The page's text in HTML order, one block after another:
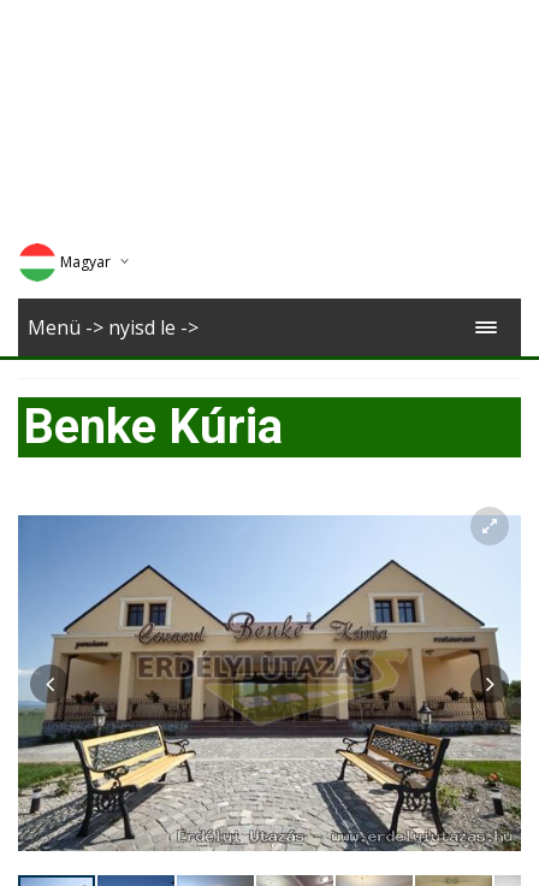
Magyar
Deutsch
Romana
Menü -> nyisd le ->
Benke Kúria